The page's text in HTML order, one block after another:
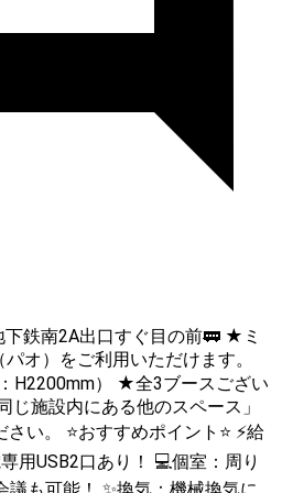
南2A出口すぐ目の前🚃 ★ミ
オ）をご利用いただけます。
★全3ブースござい
施設内にある他のスペース」
ント⭐️ ⚡️給
用USB2口あり！ 💻個室：周り